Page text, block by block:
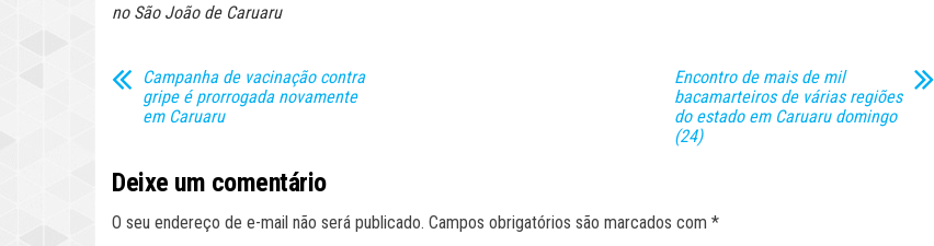
no São João de Caruaru
Campanha de vacinação contra
gripe é prorrogada novamente
em Caruaru
Encontro de mais de mil
bacamarteiros de várias regiões
do estado em Caruaru domingo
(24)
Deixe um comentário
O seu endereço de e-mail não será publicado. Campos obrigatórios são marcados com *